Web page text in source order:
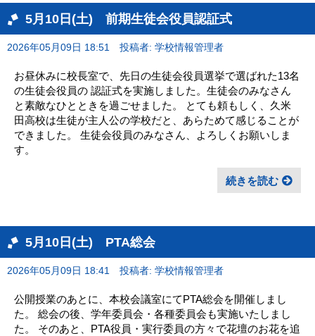
5月10日(土) 前期生徒会役員認証式
2026年05月09日 18:51 投稿者: 学校情報管理者
お昼休みに校長室で、先日の生徒会役員選挙で選ばれた13名
の生徒会役員の 認証式を実施しました。生徒会のみなさん
と素敵なひとときを過ごせました。 とても頼もしく、久米
田高校は生徒が主人公の学校だと、あらためて感じることが
できました。 生徒会役員のみなさん、よろしくお願いしま
す。
続きを読む
5月10日(土) PTA総会
2026年05月09日 18:41 投稿者: 学校情報管理者
公開授業のあとに、本校会議室にてPTA総会を開催しまし
た。 総会の後、学年委員会・各種委員会も実施いたしまし
た。 そのあと、PTA役員・実行委員の方々で花壇のお花を追